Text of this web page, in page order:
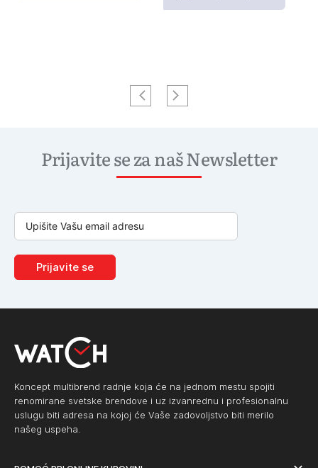
Prijavite se za naš Newsletter
Prijavite se
Koncept multibrend radnje koja će na jednom mestu spojiti
renomirane svetske brendove i uz izvanrednu i profesionalnu
uslugu biti adresa na kojoj će Vaše zadovoljstvo biti merilo
našeg uspeha.